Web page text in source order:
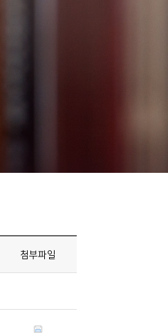
첨부파일